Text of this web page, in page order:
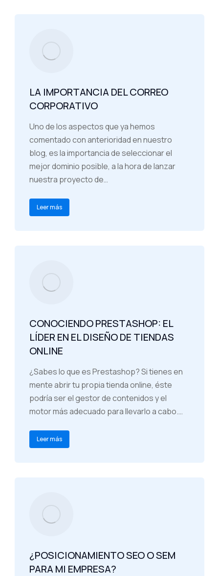
LA IMPORTANCIA DEL CORREO
CORPORATIVO
Uno de los aspectos que ya hemos
comentado con anterioridad en nuestro
blog, es la importancia de seleccionar el
mejor dominio posible, a la hora de lanzar
nuestra proyecto de…
Leer más
CONOCIENDO PRESTASHOP: EL
LÍDER EN EL DISEÑO DE TIENDAS
ONLINE
¿Sabes lo que es Prestashop? Si tienes en
mente abrir tu propia tienda online, éste
podría ser el gestor de contenidos y el
motor más adecuado para llevarlo a cabo.…
Leer más
¿POSICIONAMIENTO SEO O SEM
PARA MI EMPRESA?